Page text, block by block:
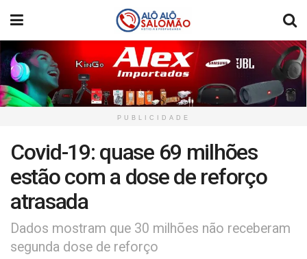
PUBLICIDADE
Covid-19: quase 69 milhões
estão com a dose de reforço
atrasada
Dados mostram que 30 milhões não receberam
segunda dose de reforço